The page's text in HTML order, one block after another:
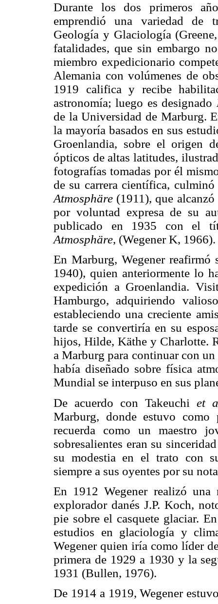
Durante los dos primeros
emprendió una variedad de
Geología y Glaciología
fatalidades, que sin embargo
miembro expedicionario
Alemania con volúmenes de
1919 califica y recibe
astronomía; luego es designado
de la Universidad de Marburg.
la mayoría basados en sus
Groenlandia, sobre el origen
ópticos de altas latitudes,
fotografías tomadas por él
de su carrera científica,
Atmosphäre (1911), que
por voluntad expresa de su
publicado en 1935 con el
Atmosphäre, (Wegener K, 1966).
En Marburg, Wegener
1940), quien anteriormente lo
expedición a Groenlandia.
Hamburgo, adquiriendo
estableciendo una creciente
tarde se convertiría en su
hijos, Hilde, Käthe y Charlotte.
a Marburg para continuar con
había diseñado sobre física
Mundial se interpuso en sus
De acuerdo con Takeuchiet
Marburg, donde estuvo
recuerda como un maestro
sobresalientes eran su
su modestia en el trato con
siempre a sus oyentes por su
En 1912 Wegener realizó
explorador danés J.P. Koch,
pie sobre el casquete glaciar.
estudios en glaciología y
Wegener quien iría como líder
primera de 1929 a 1930 y la
1931 (Bullen, 1976).
De 1914 a 1919, Wegener